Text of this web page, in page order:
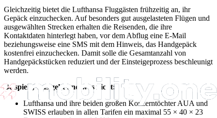
Gleichzeitig bietet die Lufthansa Fluggästen frühzeitig an, ihr
Gepäck einzuchecken. Auf besonders gut ausgelasteten Flügen und
ausgewählten Strecken erhalten die Reisenden, die ihre
Kontaktdaten hinterlegt haben, vor dem Abflug eine E-Mail
beziehungsweise eine SMS mit dem Hinweis, das Handgepäck
kostenfrei einzuchecken. Damit solle die Gesamtanzahl von
Handgepäckstücken reduziert und der Einsteigeprozess beschleunigt
werden.
Beispiele, was geht und was nicht:
Lufthansa und ihre beiden großen Konzerntöchter AUA und
SWISS erlauben in allen Tarifen ein maximal 55 × 40 × 23